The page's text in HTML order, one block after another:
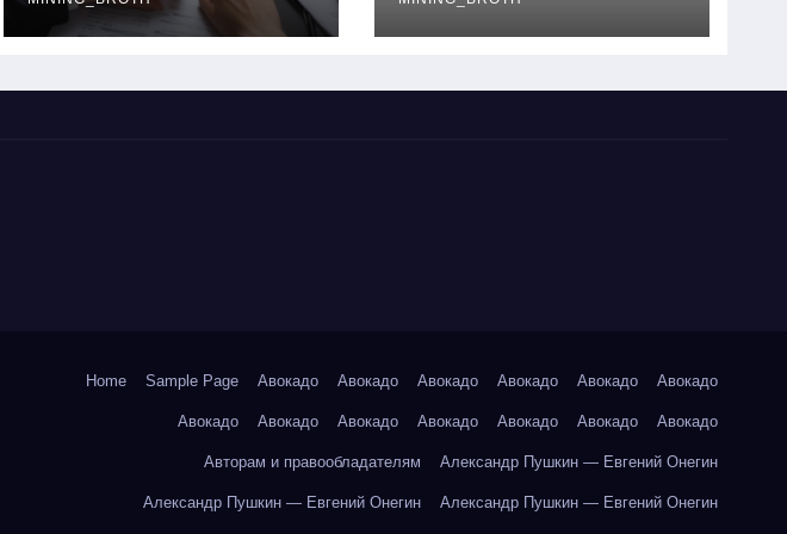
ставки и
требования к
руководство
Home Sample Page Авокадо Авокадо Авокадо Авокадо Авокадо Авокадо
Авокадо Авокадо Авокадо Авокадо Авокадо Авокадо Авокадо
Авторам и правообладателям Александр Пушкин — Евгений Онегин
Александр Пушкин — Евгений Онегин Александр Пушкин — Евгений Онегин